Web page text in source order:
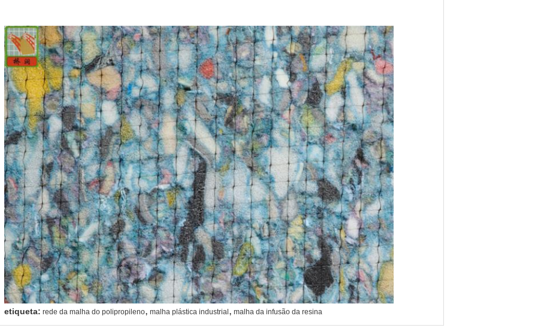
etiqueta: rede da malha do polipropileno, malha plástica industrial , malha da infusão da resina